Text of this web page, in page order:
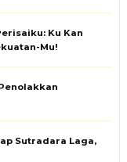
Ku Kan
Mu!
Sutradara Laga,